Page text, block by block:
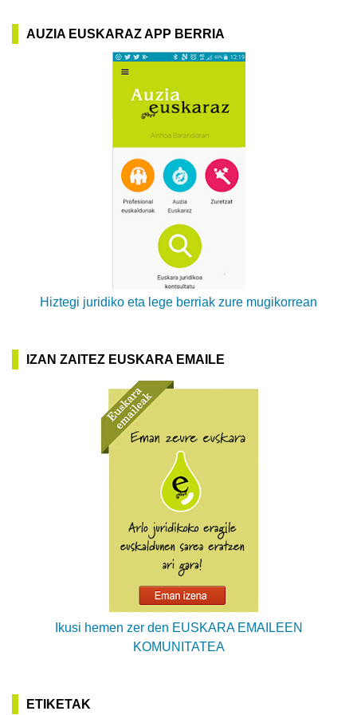
AUZIA EUSKARAZ APP BERRIA
Hiztegi juridiko eta lege berriak zure mugikorrean
IZAN ZAITEZ EUSKARA EMAILE
Ikusi hemen zer den EUSKARA EMAILEEN
KOMUNITATEA
ETIKETAK